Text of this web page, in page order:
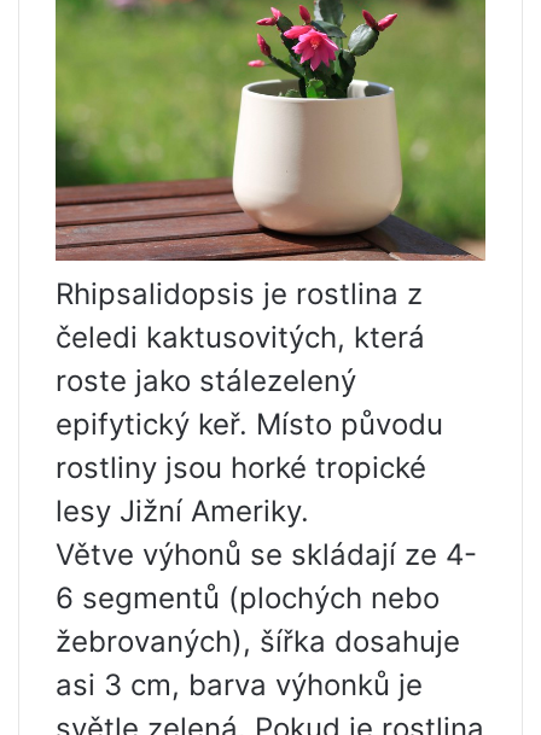
Rhipsalidopsis je rostlina z
čeledi kaktusovitých, která
roste jako stálezelený
epifytický keř. Místo původu
rostliny jsou horké tropické
lesy Jižní Ameriky.
Větve výhonů se skládají ze 4-
6 segmentů (plochých nebo
žebrovaných), šířka dosahuje
asi 3 cm, barva výhonků je
světle zelená. Pokud je rostlina